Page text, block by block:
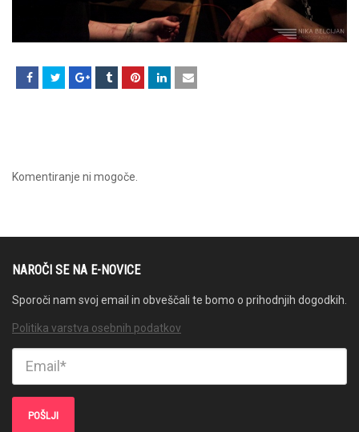
Komentiranje ni mogoče.
NAROČI SE NA E-NOVICE
Sporoči nam svoj email in obveščali te bomo o prihodnjih dogodkih.
Politika varstva osebnih podatkov